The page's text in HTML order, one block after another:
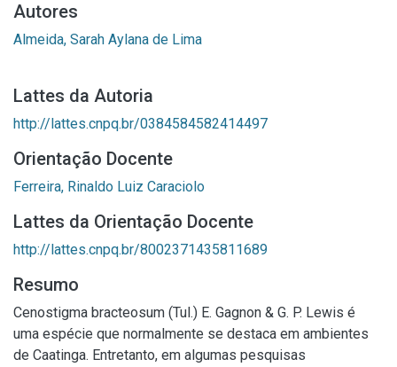
Autores
Almeida, Sarah Aylana de Lima
Lattes da Autoria
http://lattes.cnpq.br/0384584582414497
Orientação Docente
Ferreira, Rinaldo Luiz Caraciolo
Lattes da Orientação Docente
http://lattes.cnpq.br/8002371435811689
Resumo
Cenostigma bracteosum (Tul.) E. Gagnon & G. P. Lewis é
uma espécie que normalmente se destaca em ambientes
de Caatinga. Entretanto, em algumas pesquisas